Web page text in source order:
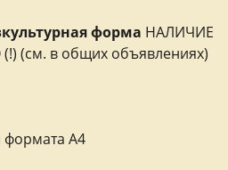
форма НАЛИЧИЕ
(см. в общих объявлениях)
A4